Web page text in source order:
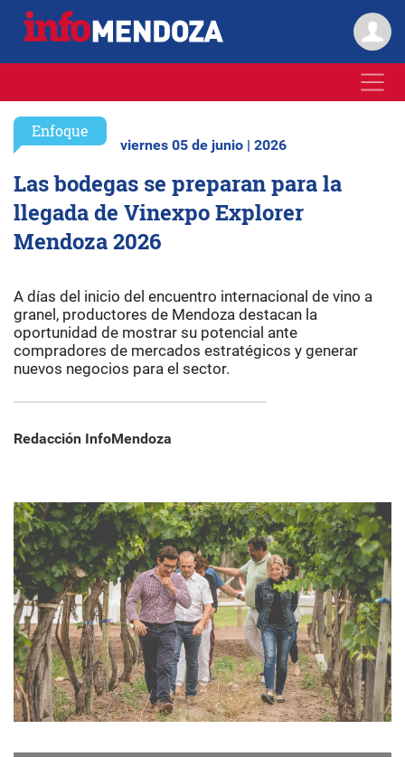
Enfoque
viernes 05 de junio | 2026
Las bodegas se preparan para la
llegada de Vinexpo Explorer
Mendoza 2026
A días del inicio del encuentro internacional de vino a
granel, productores de Mendoza destacan la
oportunidad de mostrar su potencial ante
compradores de mercados estratégicos y generar
nuevos negocios para el sector.
Redacción InfoMendoza